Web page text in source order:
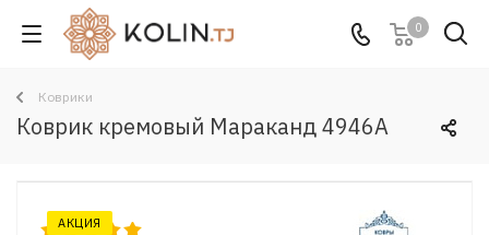
0
Коврики
Коврик кремовый Мараканд 4946A
АКЦИЯ